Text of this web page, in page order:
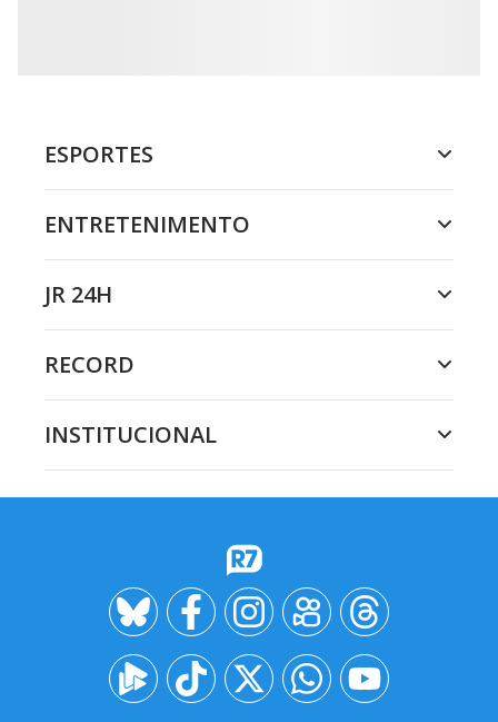
ESPORTES
ENTRETENIMENTO
JR 24H
RECORD
INSTITUCIONAL